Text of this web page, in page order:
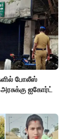
போலீஸ்
ஐகோர்ட்